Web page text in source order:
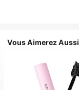
Vous Aimerez Aussi